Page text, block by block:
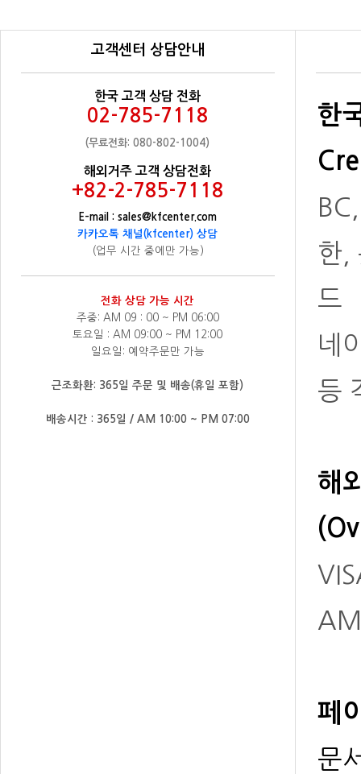
고객센터 상담안내
한국 고객 상담 전화
02-785-7118
(무료전화: 080-802-1004)
해외거주 고객 상담전화
+82-2-785-7118
E-mail : sales@kfcenter.com
카카오톡 채널(kfcenter) 상담
(업무 시간 중에만 가능)
전화 상담 가능 시간
주중: AM 09 : 00 ~ PM 06:00
토요일 : AM 09:00 ~ PM 12:00
일요일: 예약주문만 가능
근조화환: 365일 주문 및 배송(휴일 포함)
배송시간 : 365일 / AM 10:00 ~ PM 07:00
한
한,
드
네
등
해
페
문